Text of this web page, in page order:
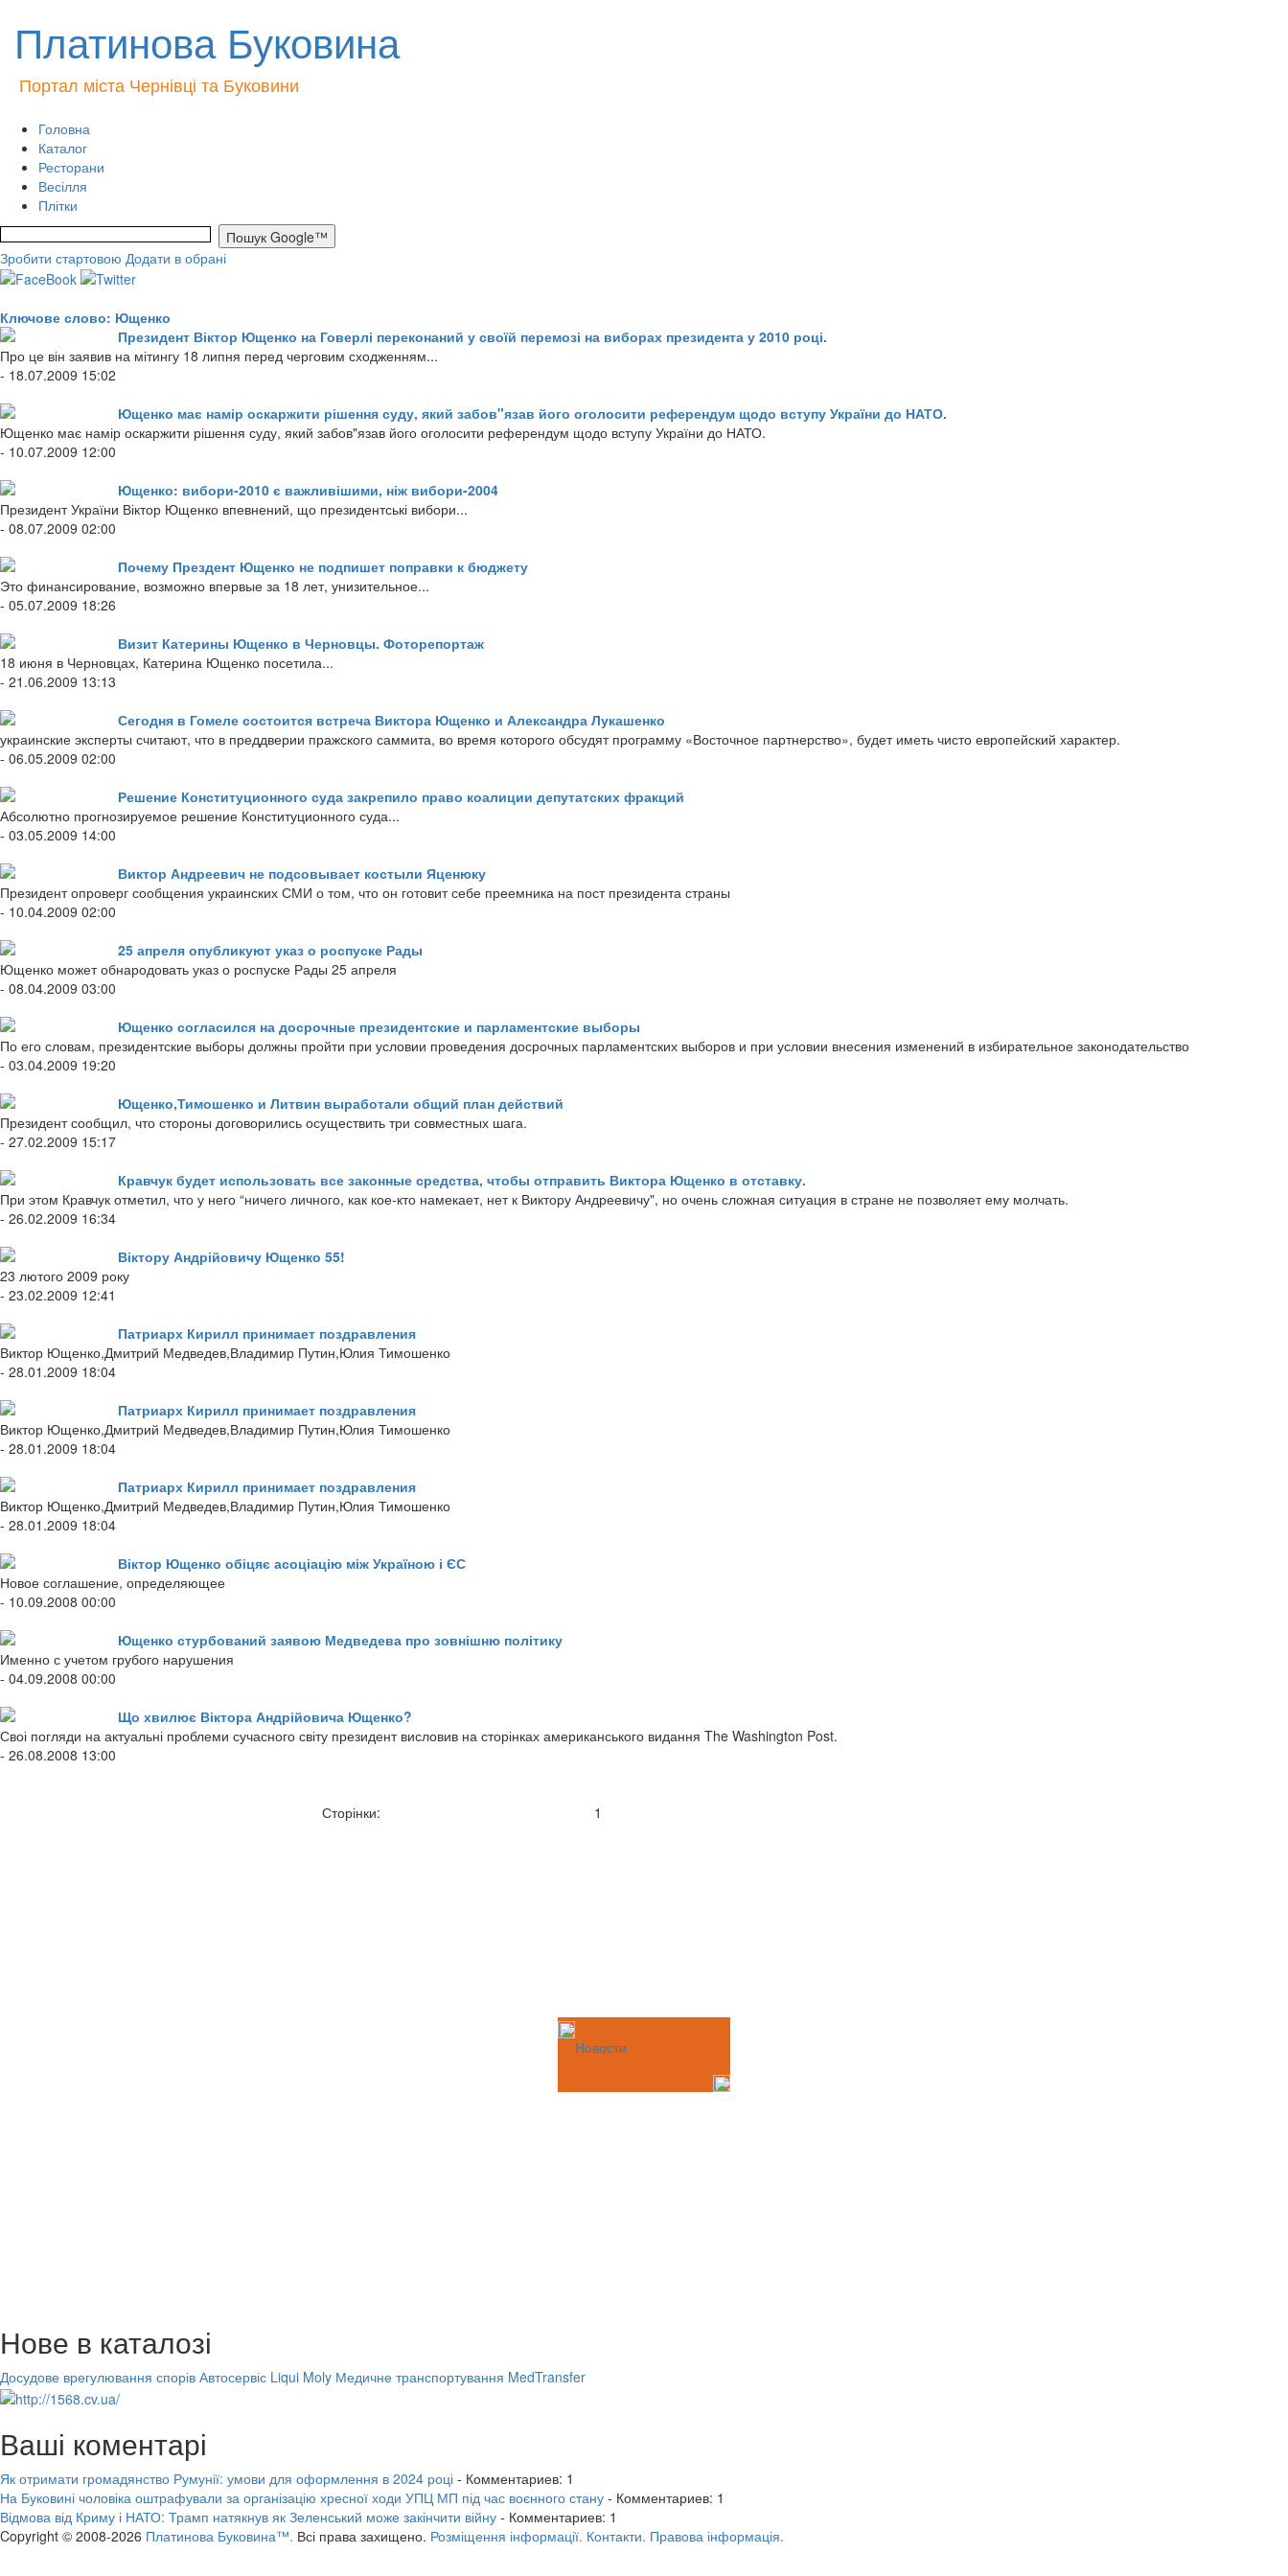
Платинова Буковина
Портал міста Чернівці та Буковини
Головна
Каталог
Ресторани
Весілля
Плітки
Зробити стартовою Додати в обрані
Ключове слово: Ющенко
Президент Віктор Ющенко на Говерлі переконаний у своїй перемозі на виборах президента у 2010 році.
Про це він заявив на мітингу 18 липня перед черговим сходженням...
- 18.07.2009 15:02
Ющенко має намір оскаржити рішення суду, який забов"язав його оголосити референдум щодо вступу України до НАТО.
Ющенко має намір оскаржити рішення суду, який забов"язав його оголосити референдум щодо вступу України до НАТО.
- 10.07.2009 12:00
Ющенко: вибори-2010 є важливішими, ніж вибори-2004
Президент України Віктор Ющенко впевнений, що президентські вибори...
- 08.07.2009 02:00
Почему Прездент Ющенко не подпишет поправки к бюджету
Это финансирование, возможно впервые за 18 лет, унизительное...
- 05.07.2009 18:26
Визит Катерины Ющенко в Черновцы. Фоторепортаж
18 июня в Черновцах, Катерина Ющенко посетила...
- 21.06.2009 13:13
Сегодня в Гомеле состоится встреча Виктора Ющенко и Александра Лукашенко
украинские эксперты считают, что в преддверии пражского саммита, во время которого обсудят программу «Восточное партнерство», будет иметь чисто европейский характер.
- 06.05.2009 02:00
Решение Конституционного суда закрепило право коалиции депутатских фракций
Абсолютно прогнозируемое решение Конституционного суда...
- 03.05.2009 14:00
Виктор Андреевич не подсовывает костыли Яценюку
Президент опроверг сообщения украинских СМИ о том, что он готовит себе преемника на пост президента страны
- 10.04.2009 02:00
25 апреля опубликуют указ о роспуске Рады
Ющенко может обнародовать указ о роспуске Рады 25 апреля
- 08.04.2009 03:00
Ющенко согласился на досрочные президентские и парламентские выборы
По его словам, президентские выборы должны пройти при условии проведения досрочных парламентских выборов и при условии внесения изменений в избирательное законодательство
- 03.04.2009 19:20
Ющенко,Тимошенко и Литвин выработали общий план действий
Президент сообщил, что стороны договорились осуществить три совместных шага.
- 27.02.2009 15:17
Кравчук будет использовать все законные средства, чтобы отправить Виктора Ющенко в отставку.
При этом Кравчук отметил, что у него “ничего личного, как кое-кто намекает, нет к Виктору Андреевичу", но очень сложная ситуация в стране не позволяет ему молчать.
- 26.02.2009 16:34
Віктору Андрійовичу Ющенко 55!
23 лютого 2009 року
- 23.02.2009 12:41
Патриарх Кирилл принимает поздравления
Виктор Ющенко,Дмитрий Медведев,Владимир Путин,Юлия Тимошенко
- 28.01.2009 18:04
Патриарх Кирилл принимает поздравления
Виктор Ющенко,Дмитрий Медведев,Владимир Путин,Юлия Тимошенко
- 28.01.2009 18:04
Патриарх Кирилл принимает поздравления
Виктор Ющенко,Дмитрий Медведев,Владимир Путин,Юлия Тимошенко
- 28.01.2009 18:04
Віктор Ющенко обіцяє асоціацію між Україною і ЄС
Новое соглашение, определяющее
- 10.09.2008 00:00
Ющенко стурбований заявою Медведева про зовнішню політику
Именно с учетом грубого нарушения
- 04.09.2008 00:00
Що хвилює Віктора Андрійовича Ющенко?
Своі погляди на актуальні проблеми сучасного світу президент висловив на сторінках американського видання The Washington Post.
- 26.08.2008 13:00
Сторінки: 1
Новости
Нове в каталозі
Досудове врегулювання спорів Автосервіс Liqui Moly Медичне транспортування MedTransfer
Ваші коментарі
Як отримати громадянство Румунії: умови для оформлення в 2024 році - Комментариев: 1
На Буковині чоловіка оштрафували за організацію хресної ходи УПЦ МП під час воєнного стану - Комментариев: 1
Відмова від Криму і НАТО: Трамп натякнув як Зеленський може закінчити війну - Комментариев: 1
Copyright © 2008-2026 Платинова Буковина™. Всі права захищено. Розміщення інформації. Контакти. Правова інформація.